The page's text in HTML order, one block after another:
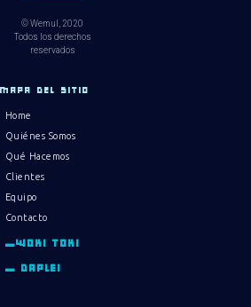
© Wemul, 2020
Todos los derechos
reservados
MAPA DEL SITIO
Home
Quiénes Somos
Qué Hacemos
Clientes
Equipo
Contacto
_WOKI TOKI
_ DAPLEI